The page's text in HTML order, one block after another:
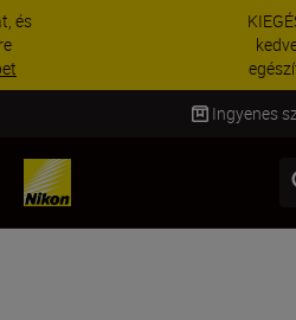
KIEGÉSZÍTŐKRE
kedvezmény
egészítse ki még ma a
Szállítás 2–4